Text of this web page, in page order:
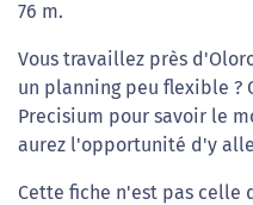
76 m.
Vous travaillez près
un planning peu flexible ?
Precisium pour savoir le
aurez l'opportunité d'y
Cette fiche n'est pas celle